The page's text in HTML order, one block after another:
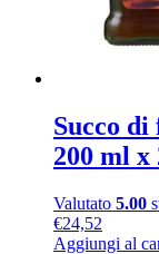
Succo di
200 ml
Valutato 5.00
€24,52
Aggiungi al